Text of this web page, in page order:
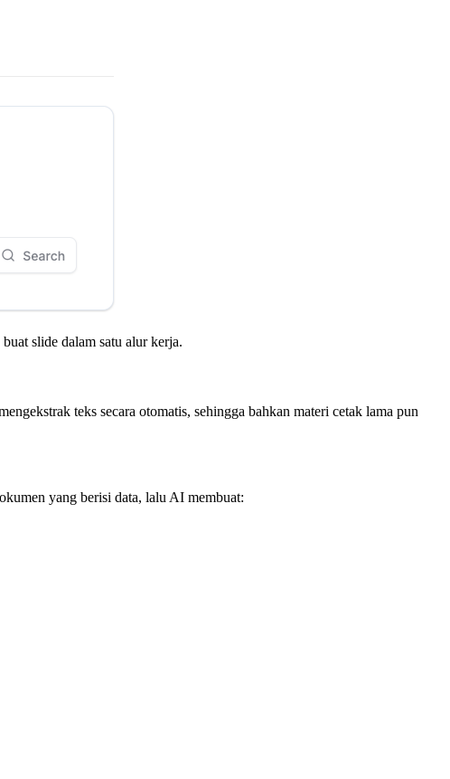
slide dalam satu alur kerja.
teks secara otomatis, sehingga bahkan materi cetak lama pun
yang berisi data, lalu AI membuat: